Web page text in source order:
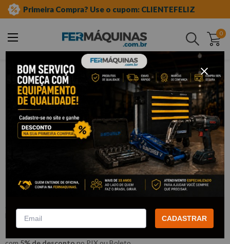
Primeira Compra? Use o cupom: CLIENTEFELIZ
0
Buscar
equipamento auto center
móveis para oficina
carrinhos
Carrinho para Ferramentas Fechado c/
1 Gaveta Azul C-07 – F66A FERCAR
:F66A
FERCAR
R$910,51
CADASTRAR